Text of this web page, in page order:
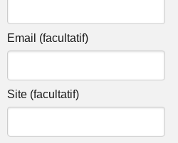
Email (facultatif)
Site (facultatif)